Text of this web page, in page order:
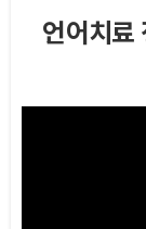
언어치료